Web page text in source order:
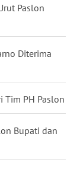
Paslon
Diterima
Tim PH Paslon
Bupati dan